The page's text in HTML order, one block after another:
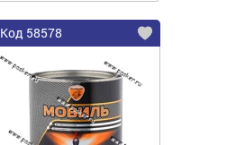
Код 58578